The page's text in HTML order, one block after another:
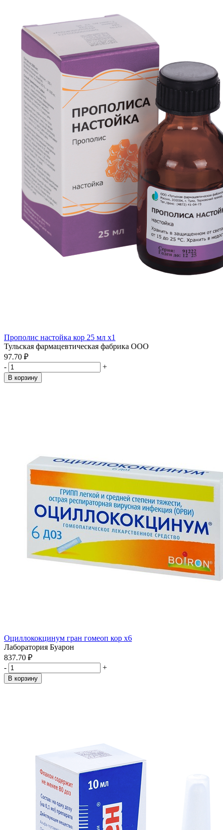
Прополис настойка кор 25 мл x1
Тульская фармацевтическая фабрика ООО
97.70 ₽
-
+
В корзину
Оциллококцинум гран гомеоп кор x6
Лаборатория Буарон
837.70 ₽
-
+
В корзину